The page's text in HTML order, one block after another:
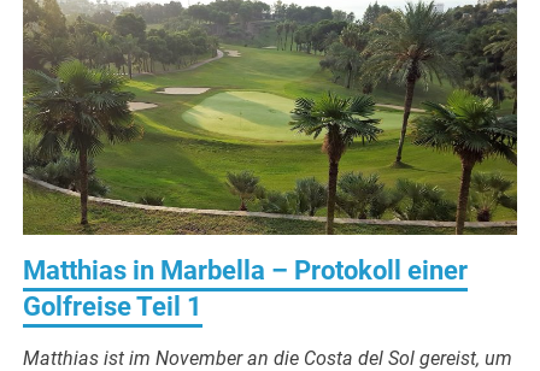
Matthias in Marbella – Protokoll einer
Golfreise Teil 1
Matthias ist im November an die Costa del Sol gereist, um